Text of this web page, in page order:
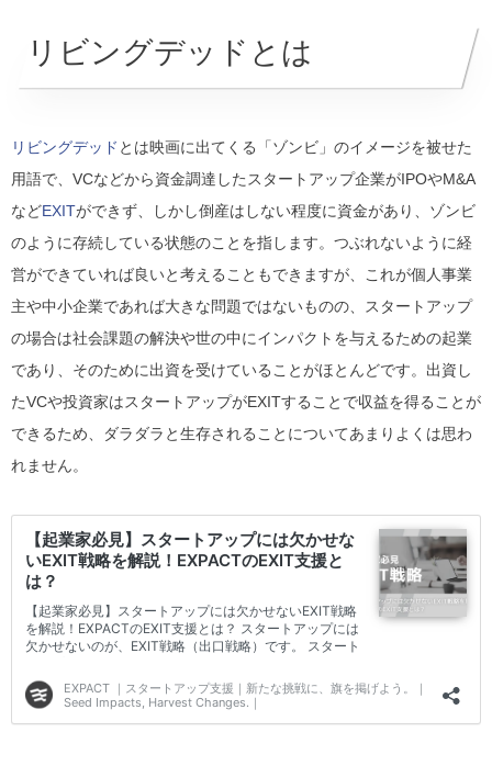
リビングデッドとは
リビングデッド とは映画に出てくる「ゾンビ」のイメージを被せた
用語で、VCなどから資金調達したスタートアップ企業がIPOやM&A
などEXITができず、しかし倒産はしない程度に資金があり、ゾンビ
のように存続している状態のことを指します。つぶれないように経
営ができていれば良いと考えることもできますが、これが個人事業
主や中小企業であれば大きな問題ではないものの、スタートアップ
の場合は社会課題の解決や世の中にインパクトを与えるための起業
であり、そのために出資を受けていることがほとんどです。出資し
たVCや投資家はスタートアップがEXITすることで収益を得ることが
できるため、ダラダラと生存されることについてあまりよくは思わ
れません。